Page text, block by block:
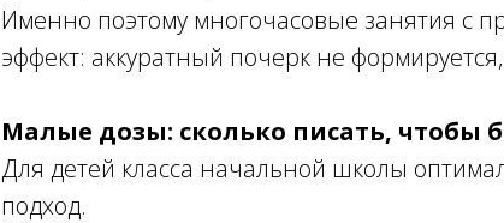
Именно поэтому многочасовые занятия с
эффект: аккуратный почерк не
Малые дозы: сколько писать, чтобы
Для детей класса начальной школы
подход.